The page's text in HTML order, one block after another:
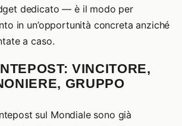
dedicato — è il modo per
in un’opportunità concreta anziché
a caso.
VINCITORE,
GRUPPO
sul Mondiale sono già